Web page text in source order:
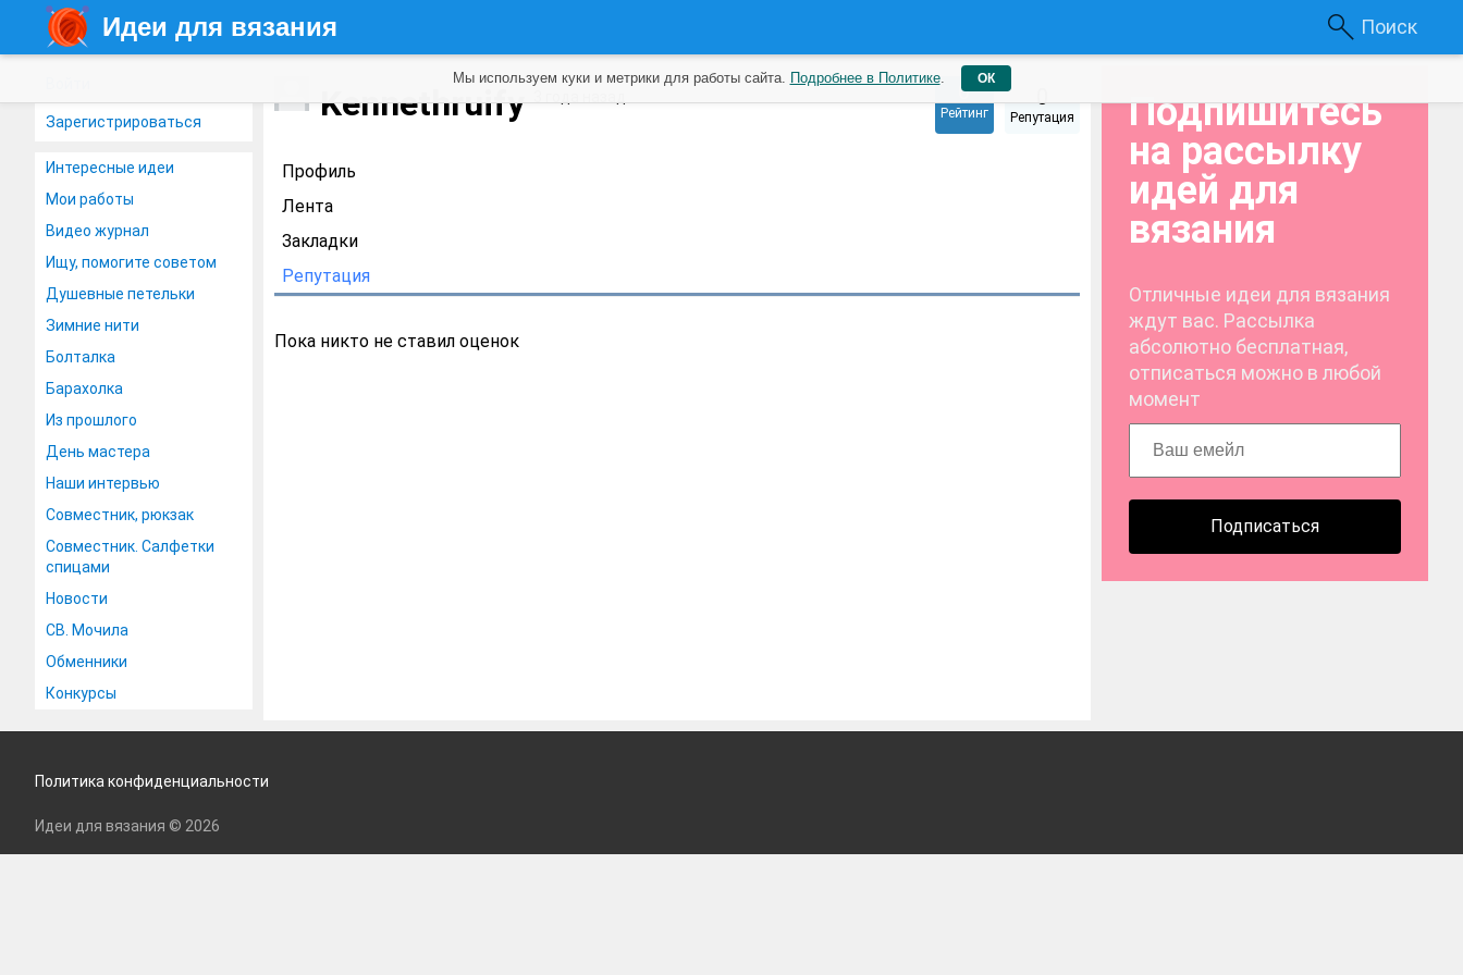
Идеи для вязания Поиск
Зарегистрироваться
Интересные идеи
Мои работы
Видео журнал
Ищу, помогите советом
Душевные петельки
Зимние нити
Болталка
Барахолка
Из прошлого
День мастера
Наши интервью
Совместник, рюкзак
Совместник. Салфетки
спицами
Новости
СВ. Мочила
Обменники
Конкурсы
Kennethruify 0
Рейтинг
0
Репутация
Профиль
Лента
Закладки
Репутация
Пока никто не ставил оценок
Подпишитесь
на рассылку
идей для
вязания
Отличные идеи для вязания
ждут вас. Рассылка
абсолютно бесплатная,
отписаться можно в любой
момент
Подписаться
Мы используем куки и метрики для работы сайта. Подробнее в Политике. ОК
Политика конфиденциальности
Идеи для вязания © 2026